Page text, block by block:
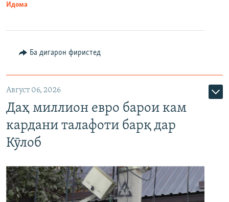
Идома
Ба дигарон фиристед
Август 06, 2026
Даҳ миллион евро барои кам
кардани талафоти барқ дар
Кӯлоб